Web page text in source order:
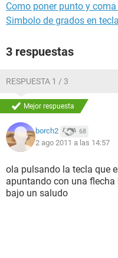
Como poner punto y
Simbolo de grados en
3 respuestas
RESPUESTA 1 / 3
Mejor respuesta
borch2 68
2 ago 2011 a las 14:57
ola pulsando la tecla que
apuntando con una
bajo un saludo